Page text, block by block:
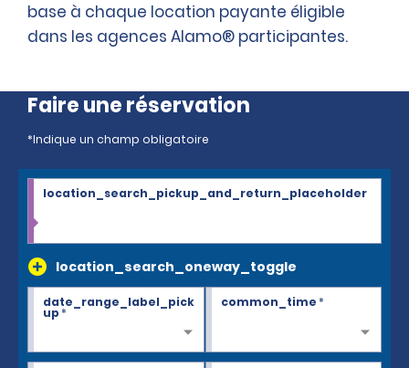
base à chaque location payante éligible
dans les agences Alamo® participantes.
Faire une réservation
*Indique un champ obligatoire
location_search_oneway_toggle
location_search_pickup_and_return_placeholder
date_range_label_pick
up*
common_time*